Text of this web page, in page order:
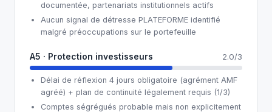
documentée, partenariats institutionnels actifs
Aucun signal de détresse PLATEFORME identifié
malgré préoccupations sur le portefeuille
A5 · Protection investisseurs 2.0/3
Délai de réflexion 4 jours obligatoire (agrément AMF
agréé) + plan de continuité légalement requis (1/3)
Comptes ségrégués probable mais non explicitement